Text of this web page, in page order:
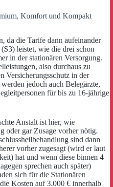
Komfort und Kompakt
da die Tarife dann aufeinander
leistet, wie die drei schon
in der stationären Versorgung.
also durchaus zu
Versicherungsschutz in der
jedoch auch Belegärzte,
für bis zu 16-jährige
Anstalt ist hier, wie
oder gar Zusage vorher nötig.
sind dann
vorher zugesagt (wird er laut
hat und wenn diese binnen 4
sprechen auch später)
sich für die Stationären
Kosten auf 3.000 € innerhalb